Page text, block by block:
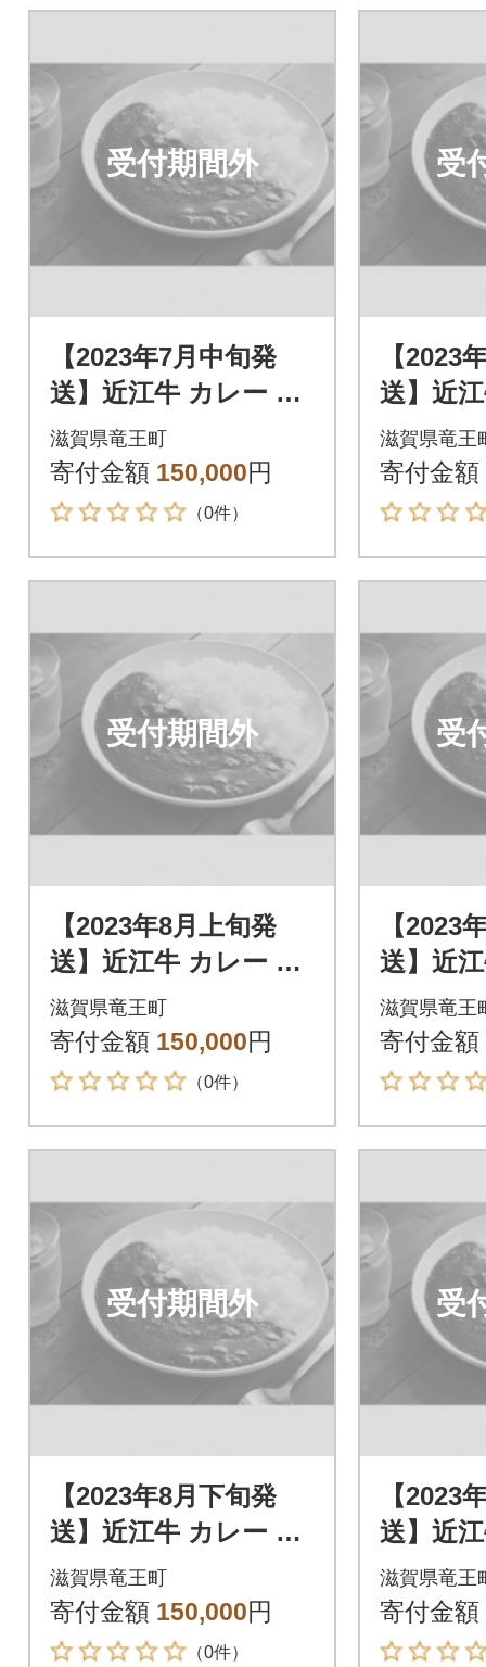
受付期間外
【2023年7月中旬発
送】近江牛 カレー 50
箱
滋賀県竜王町
寄付金額 150,000円
（0件）
受
【2023
送】近
箱
滋賀県竜王
寄付金額
受付期間外
【2023年8月上旬発
送】近江牛 カレー 50
箱
滋賀県竜王町
寄付金額 150,000円
（0件）
受
【2023
送】近
箱
滋賀県竜王
寄付金額
受付期間外
【2023年8月下旬発
送】近江牛 カレー 50
箱
滋賀県竜王町
寄付金額 150,000円
（0件）
受
【2023
送】近
箱
滋賀県竜王
寄付金額